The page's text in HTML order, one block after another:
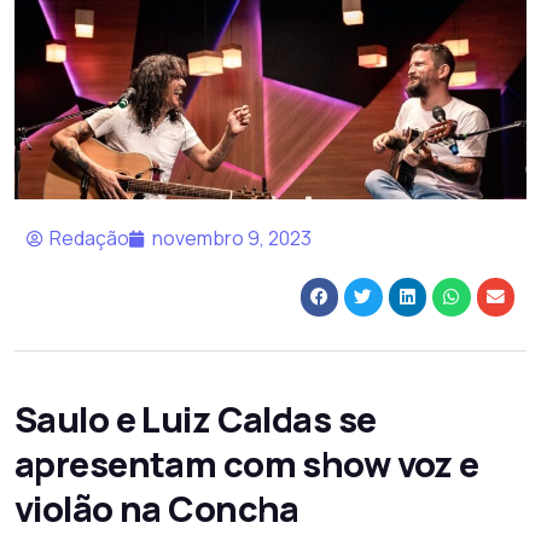
Redação novembro 9, 2023
Saulo e Luiz Caldas se
apresentam com show voz e
violão na Concha